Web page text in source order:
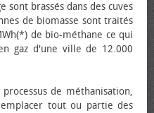
sont brassés dans des cuves
de biomasse sont traités
de bio-méthane ce qui
gaz d'une ville de 12.000
de méthanisation,
tout ou partie des